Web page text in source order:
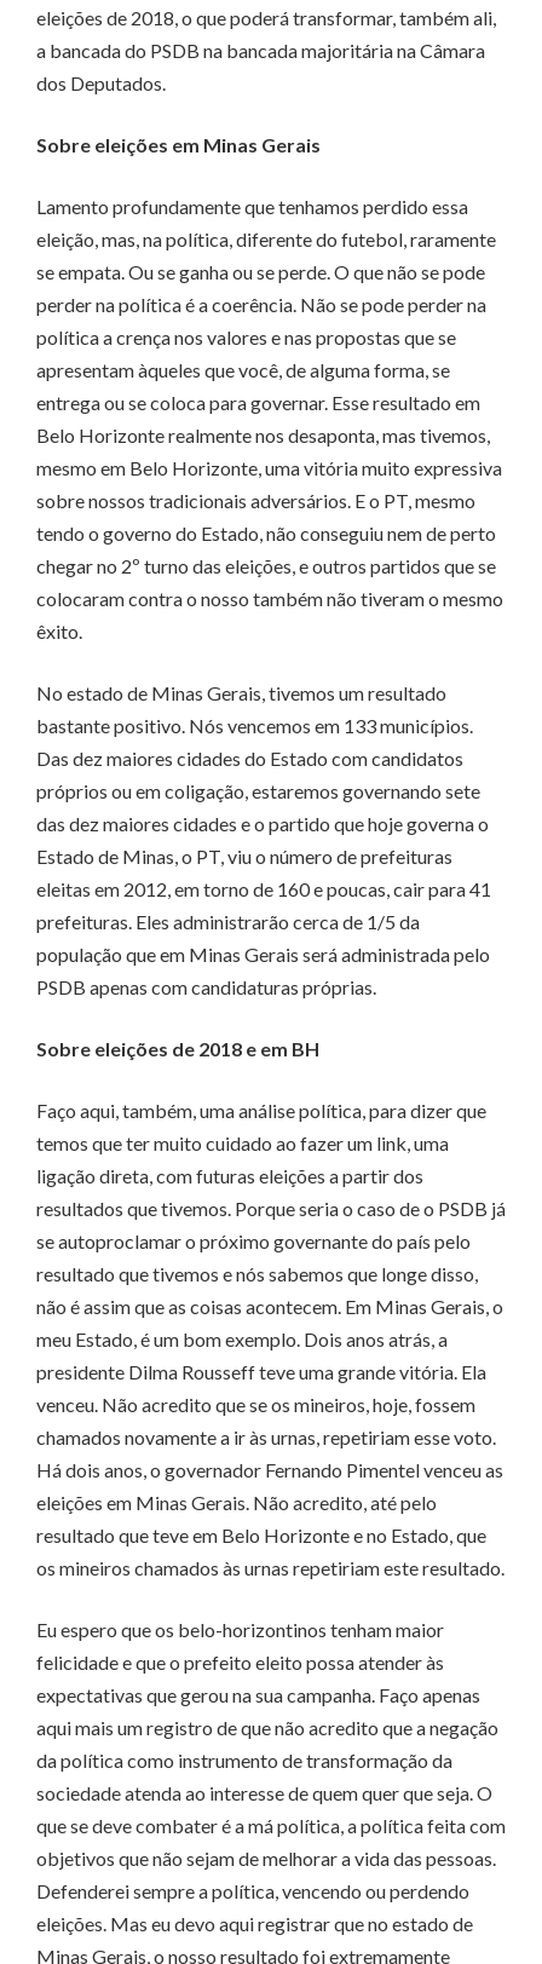
eleições de 2018, o que poderá transformar, também ali,
a bancada do PSDB na bancada majoritária na Câmara
dos Deputados.
Sobre eleições em Minas Gerais
Lamento profundamente que tenhamos perdido essa
eleição, mas, na política, diferente do futebol, raramente
se empata. Ou se ganha ou se perde. O que não se pode
perder na política é a coerência. Não se pode perder na
política a crença nos valores e nas propostas que se
apresentam àqueles que você, de alguma forma, se
entrega ou se coloca para governar. Esse resultado em
Belo Horizonte realmente nos desaponta, mas tivemos,
mesmo em Belo Horizonte, uma vitória muito expressiva
sobre nossos tradicionais adversários. E o PT, mesmo
tendo o governo do Estado, não conseguiu nem de perto
chegar no 2º turno das eleições, e outros partidos que se
colocaram contra o nosso também não tiveram o mesmo
êxito.
No estado de Minas Gerais, tivemos um resultado
bastante positivo. Nós vencemos em 133 municípios.
Das dez maiores cidades do Estado com candidatos
próprios ou em coligação, estaremos governando sete
das dez maiores cidades e o partido que hoje governa o
Estado de Minas, o PT, viu o número de prefeituras
eleitas em 2012, em torno de 160 e poucas, cair para 41
prefeituras. Eles administrarão cerca de 1/5 da
população que em Minas Gerais será administrada pelo
PSDB apenas com candidaturas próprias.
Sobre eleições de 2018 e em BH
Faço aqui, também, uma análise política, para dizer que
temos que ter muito cuidado ao fazer um link, uma
ligação direta, com futuras eleições a partir dos
resultados que tivemos. Porque seria o caso de o PSDB já
se autoproclamar o próximo governante do país pelo
resultado que tivemos e nós sabemos que longe disso,
não é assim que as coisas acontecem. Em Minas Gerais, o
meu Estado, é um bom exemplo. Dois anos atrás, a
presidente Dilma Rousseff teve uma grande vitória. Ela
venceu. Não acredito que se os mineiros, hoje, fossem
chamados novamente a ir às urnas, repetiriam esse voto.
Há dois anos, o governador Fernando Pimentel venceu as
eleições em Minas Gerais. Não acredito, até pelo
resultado que teve em Belo Horizonte e no Estado, que
os mineiros chamados às urnas repetiriam este resultado.
Eu espero que os belo-horizontinos tenham maior
felicidade e que o prefeito eleito possa atender às
expectativas que gerou na sua campanha. Faço apenas
aqui mais um registro de que não acredito que a negação
da política como instrumento de transformação da
sociedade atenda ao interesse de quem quer que seja. O
que se deve combater é a má política, a política feita com
objetivos que não sejam de melhorar a vida das pessoas.
Defenderei sempre a política, vencendo ou perdendo
eleições. Mas eu devo aqui registrar que no estado de
Minas Gerais, o nosso resultado foi extremamente